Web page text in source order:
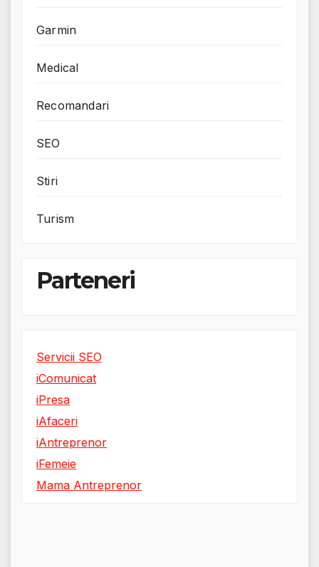
Garmin
Medical
Recomandari
SEO
Stiri
Turism
Parteneri
Servicii SEO
iComunicat
iPresa
iAfaceri
iAntreprenor
iFemeie
Mama Antreprenor